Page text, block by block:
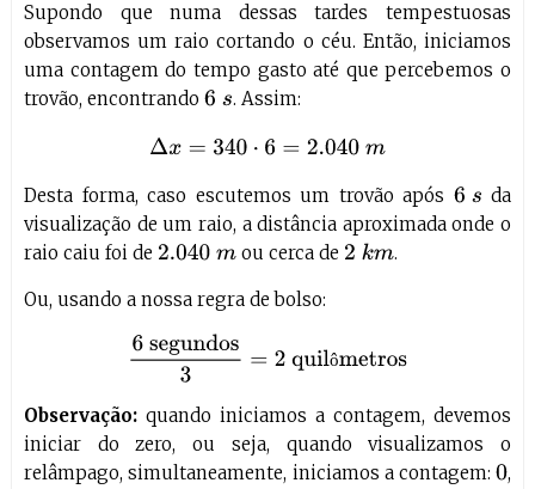
Supondo que numa dessas tardes tempestuosas
observamos um raio cortando o céu. Então, iniciamos
uma contagem do tempo gasto até que percebemos o
trovão, encontrando 6 s. Assim:
Δx =340 ⋅6= 2.040 m
Desta forma, caso escutemos um trovão após 6 s da
visualização de um raio, a distância aproximada onde o
raio caiu foi de 2.040 m ou cerca de 2 km.
Ou, usando a nossa regra de bolso:
ô
6segundos quilômetros
Observação:quando iniciamos a contagem, devemos
iniciar do zero, ou seja, quando visualizamos o
relâmpago, simultaneamente, iniciamos a contagem:0,